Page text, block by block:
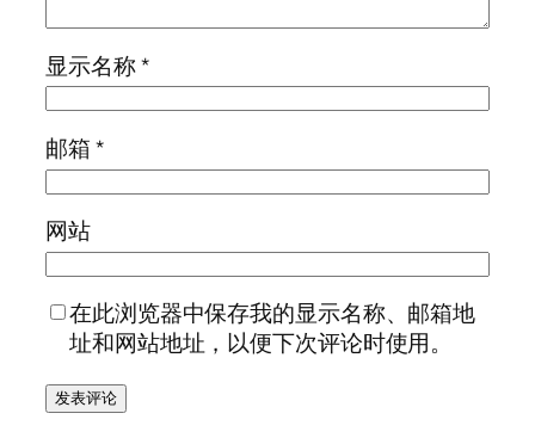
显示名称*
邮箱*
网站
在此浏览器中保存我的显示名称、邮箱地
址和网站地址，以便下次评论时使用。